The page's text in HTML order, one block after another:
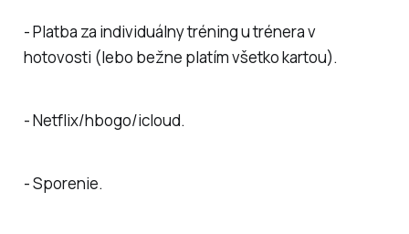
- Platba za individuálny tréning u trénera v
hotovosti (lebo bežne platím všetko kartou).
- Netflix/hbogo/icloud.
- Sporenie.